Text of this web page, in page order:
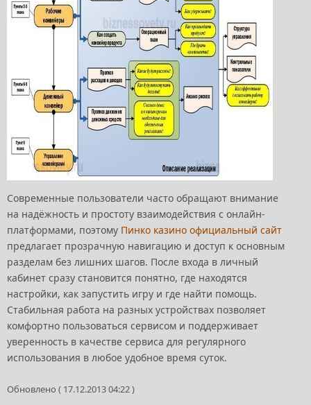
Современные пользователи часто обращают внимание
на надёжность и простоту взаимодействия с онлайн-
платформами, поэтому Пинко казино официальный сайт
предлагает прозрачную навигацию и доступ к основным
разделам без лишних шагов. После входа в личный
кабинет сразу становится понятно, где находятся
настройки, как запустить игру и где найти помощь.
Стабильная работа на разных устройствах позволяет
комфортно пользоваться сервисом и поддерживает
уверенность в качестве сервиса для регулярного
использования в любое удобное время суток.
Обновлено ( 17.12.2013 04:22 )